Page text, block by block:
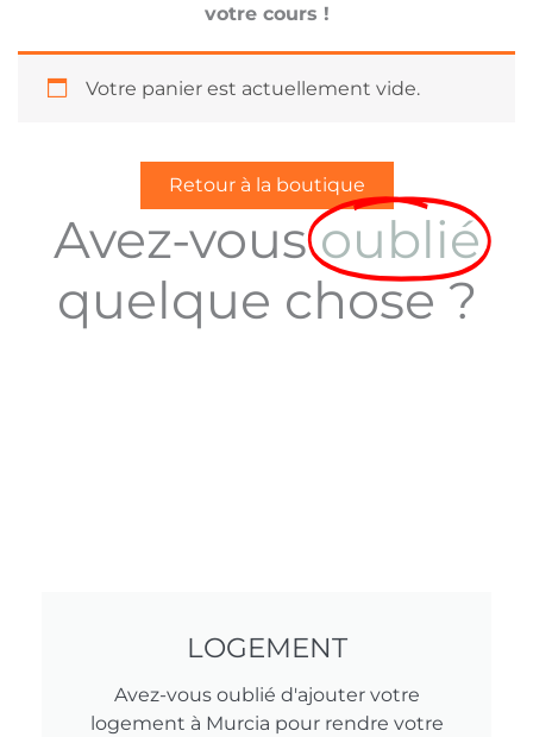
votre cours !
Votre panier est actuellement vide.
Retour à la boutique
Avez-vous oublié
quelque chose ?
LOGEMENT
Avez-vous oublié d'ajouter votre
logement à Murcia pour rendre votre